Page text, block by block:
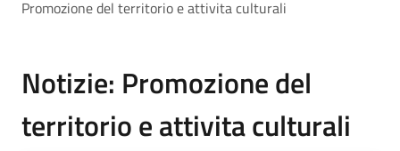
Promozione del territorio e attivita culturali
Notizie: Promozione del
territorio e attivita culturali